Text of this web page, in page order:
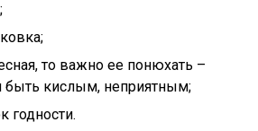
то важно ее понюхать –
быть кислым, неприятным;
годности.